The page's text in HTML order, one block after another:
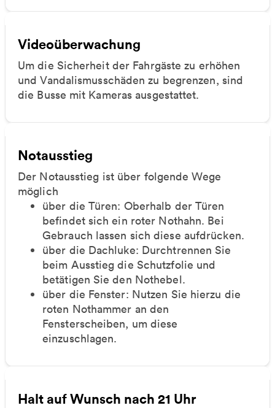
Videoüberwachung
Um die Sicherheit der Fahrgäste zu erhöhen
und Vandalismusschäden zu begrenzen, sind
die Busse mit Kameras ausgestattet.
Notausstieg
Der Notausstieg ist über folgende Wege
möglich
über die Türen: Oberhalb der Türen
befindet sich ein roter Nothahn. Bei
Gebrauch lassen sich diese aufdrücken.
über die Dachluke: Durchtrennen Sie
beim Ausstieg die Schutzfolie und
betätigen Sie den Nothebel.
über die Fenster: Nutzen Sie hierzu die
roten Nothammer an den
Fensterscheiben, um diese
einzuschlagen.
Halt auf Wunsch nach 21 Uhr